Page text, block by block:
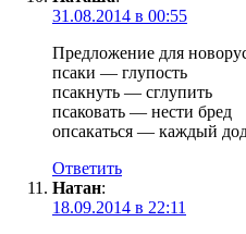
31.08.2014 в 00:55
Предложение для
псаки — глупость
псакнуть — сглупить
псаковать — нести бред
опсакаться — каждый
Ответить
Натан:
18.09.2014 в 22:11